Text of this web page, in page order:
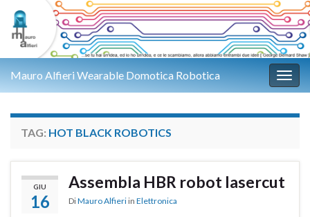
Mauro Alfieri Wearable Domotica Robotica
TAG: HOT BLACK ROBOTICS
GIU
16
Assembla HBR robot lasercut
DiMauro Alfieri in Elettronica